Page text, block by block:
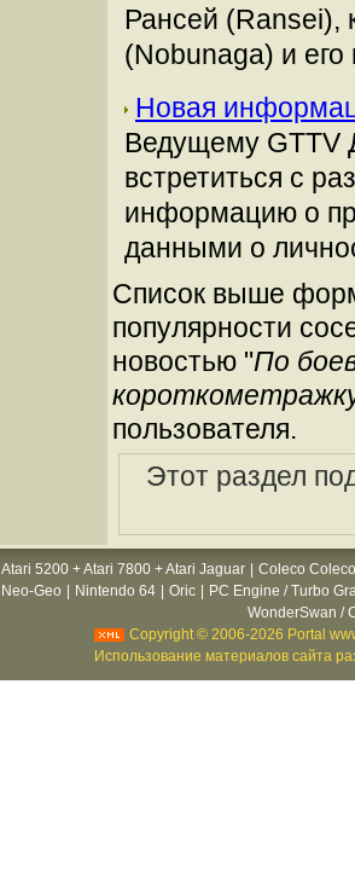
Рансей (Ransei),
(Nobunaga) и
Новая
Ведущему GTTV
встретиться с
информацию о
данными о
Список выше
популярности
новостью "По
пользователя.
Этот раздел
Atari 5200 + Atari 7800 + Atari Jaguar
Coleco
Neo-Geo Nintendo 64 Oric
PC Engine / Turbo
WonderSwan /
Copyright © 2006-2026 Portal
Использование материалов сайта